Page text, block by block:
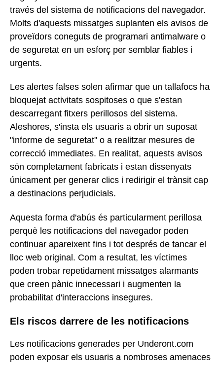
través del sistema de notificacions del navegador.
Molts d'aquests missatges suplanten els avisos de
proveïdors coneguts de programari antimalware o
de seguretat en un esforç per semblar fiables i
urgents.
Les alertes falses solen afirmar que un tallafocs ha
bloquejat activitats sospitoses o que s'estan
descarregant fitxers perillosos del sistema.
Aleshores, s'insta els usuaris a obrir un suposat
"informe de seguretat" o a realitzar mesures de
correcció immediates. En realitat, aquests avisos
són completament fabricats i estan dissenyats
únicament per generar clics i redirigir el trànsit cap
a destinacions perjudicials.
Aquesta forma d'abús és particularment perillosa
perquè les notificacions del navegador poden
continuar apareixent fins i tot després de tancar el
lloc web original. Com a resultat, les víctimes
poden trobar repetidament missatges alarmants
que creen pànic innecessari i augmenten la
probabilitat d'interaccions insegures.
Els riscos darrere de les notificacions
Les notificacions generades per Underont.com
poden exposar els usuaris a nombroses amenaces